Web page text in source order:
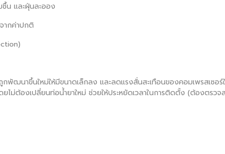
น และฝุ่นละออง
ากค่าปกติ
ฒนาขึ้นใหม่ให้มีขนาดเล็กลง และลดแรงสั่นสะเทือนของคอมเพรสเซอร์
ดยไม่ต้องเปลี่ยนท่อน้ำยาใหม่ ช่วยให้ประหยัดเวลาในการติดตั้ง (ต้องต